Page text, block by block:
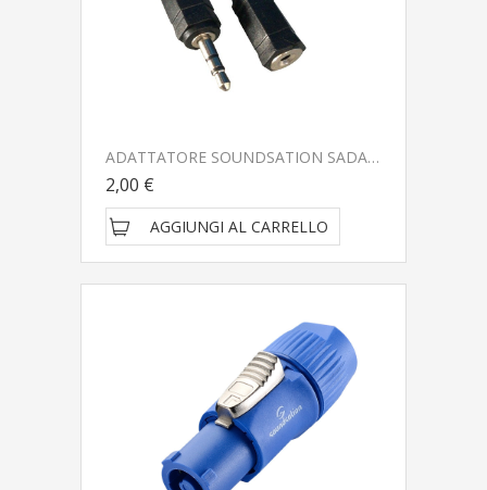
ADATTATORE SOUNDSATION SADA99-1 GO-LINK
2,00 €
AGGIUNGI AL CARRELLO